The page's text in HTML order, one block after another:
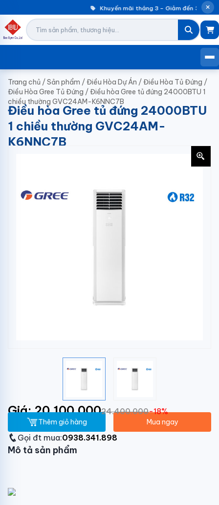
Khuyến mãi tháng 3 – Giảm đến 30%
Trang chủ /Sản phẩm /Điều Hòa Dự Án /Điều Hòa Tủ Đứng /
Điều Hòa Gree Tủ Đứng /Điều hòa Gree tủ đứng 24000BTU 1
chiều thường GVC24AM-K6NNC7B
Điều hòa Gree tủ đứng 24000BTU
1 chiều thường GVC24AM-
K6NNC7B
Giá: 20.100.00024.400.000-18%
Thêm giỏ hàng Mua ngay
Gọi đt mua:0938.341.898
Mô tả sản phẩm